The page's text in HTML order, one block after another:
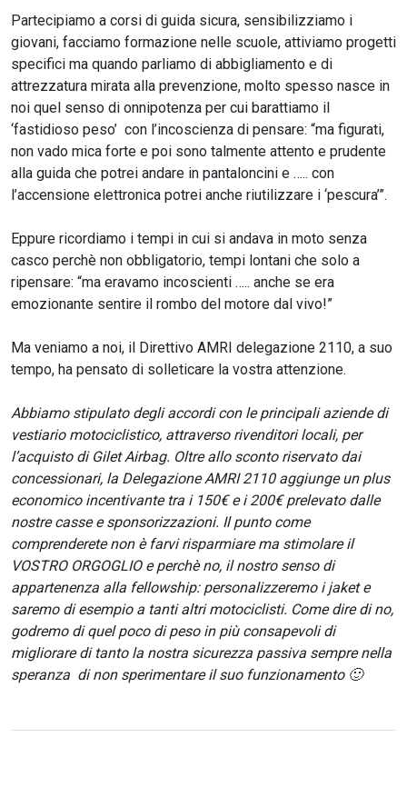
Partecipiamo a corsi di guida sicura, sensibilizziamo i
giovani, facciamo formazione nelle scuole, attiviamo progetti
specifici ma quando parliamo di abbigliamento e di
attrezzatura mirata alla prevenzione, molto spesso nasce in
noi quel senso di onnipotenza per cui barattiamo il
‘fastidioso peso’ con l’incoscienza di pensare: “ma figurati,
non vado mica forte e poi sono talmente attento e prudente
alla guida che potrei andare in pantaloncini e ….. con
l’accensione elettronica potrei anche riutilizzare i ‘pescura’”.
Eppure ricordiamo i tempi in cui si andava in moto senza
casco perchè non obbligatorio, tempi lontani che solo a
ripensare: “ma eravamo incoscienti ….. anche se era
emozionante sentire il rombo del motore dal vivo!”
Ma veniamo a noi, il Direttivo AMRI delegazione 2110, a suo
tempo, ha pensato di solleticare la vostra attenzione.
Abbiamo stipulato degli accordi con le principali aziende di
vestiario motociclistico, attraverso rivenditori locali, per
l’acquisto di Gilet Airbag. Oltre allo sconto riservato dai
concessionari, la Delegazione AMRI 2110 aggiunge un plus
economico incentivante tra i 150€ e i 200€ prelevato dalle
nostre casse e sponsorizzazioni. Il punto come
comprenderete non è farvi risparmiare ma stimolare il
VOSTRO ORGOGLIO e perchè no, il nostro senso di
appartenenza alla fellowship: personalizzeremo i jaket e
saremo di esempio a tanti altri motociclisti. Come dire di no,
godremo di quel poco di peso in più consapevoli di
migliorare di tanto la nostra sicurezza passiva sempre nella
speranza di non sperimentare il suo funzionamento 🙂